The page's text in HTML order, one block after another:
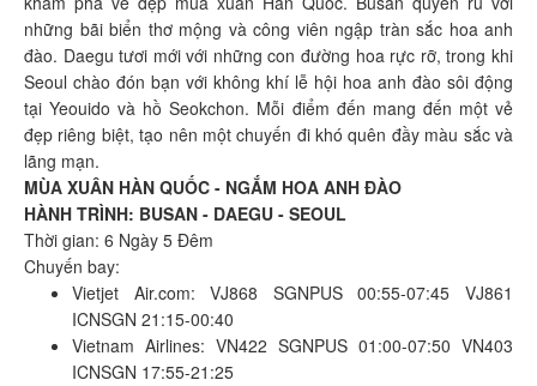
những bãi biển thơ mộng và công viên ngập tràn sắc hoa anh
đào. Daegu tươi mới với những con đường hoa rực rỡ, trong khi
Seoul chào đón bạn với không khí lễ hội hoa anh đào sôi động
tại Yeouido và hồ Seokchon. Mỗi điểm đến mang đến một vẻ
đẹp riêng biệt, tạo nên một chuyến đi khó quên đầy màu sắc và
lãng mạn.
MÙA XUÂN HÀN QUỐC - NGẮM HOA ANH ĐÀO
HÀNH TRÌNH: BUSAN - DAEGU - SEOUL
Thời gian: 6 Ngày 5 Đêm
Chuyến bay:
Vietjet Air.com: VJ868 SGNPUS 00:55-07:45 VJ861
ICNSGN 21:15-00:40
Vietnam Airlines: VN422 SGNPUS 01:00-07:50 VN403
ICNSGN 17:55-21:25